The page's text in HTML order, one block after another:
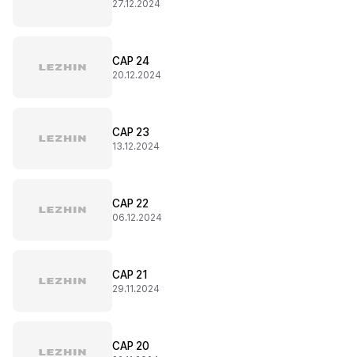
27.12.2024
CAP 24
20.12.2024
CAP 23
13.12.2024
CAP 22
06.12.2024
CAP 21
29.11.2024
CAP 20